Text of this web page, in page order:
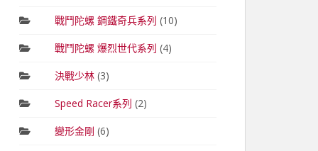
戰鬥陀螺 鋼鐵奇兵系列 (10)
戰鬥陀螺 爆烈世代系列 (4)
決戰少林(3)
Speed Racer系列 (2)
變形金剛 (6)